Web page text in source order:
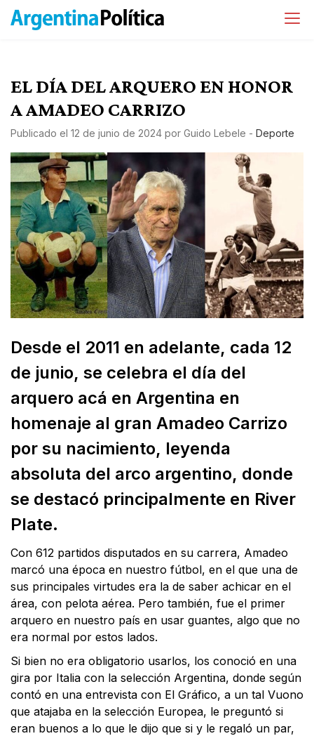
EL DÍA DEL ARQUERO EN HONOR
A AMADEO CARRIZO
Publicado el 12 de junio de 2024 por Guido Lebele - Deporte
Desde el 2011 en adelante, cada 12
de junio, se celebra el día del
arquero acá en Argentina en
homenaje al gran Amadeo Carrizo
por su nacimiento, leyenda
absoluta del arco argentino, donde
se destacó principalmente en River
Plate.
Con 612 partidos disputados en su carrera, Amadeo
marcó una época en nuestro fútbol, en el que una de
sus principales virtudes era la de saber achicar en el
área, con pelota aérea. Pero también, fue el primer
arquero en nuestro país en usar guantes, algo que no
era normal por estos lados.
Si bien no era obligatorio usarlos, los conoció en una
gira por Italia con la selección Argentina, donde según
contó en una entrevista con El Gráfico, a un tal Vuono
que atajaba en la selección Europea, le preguntó si
eran buenos a lo que le dijo que si y le regaló un par,